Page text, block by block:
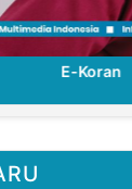
E-Koran